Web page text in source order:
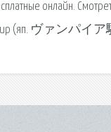
онлайн.
(яп. ヴァンパイア